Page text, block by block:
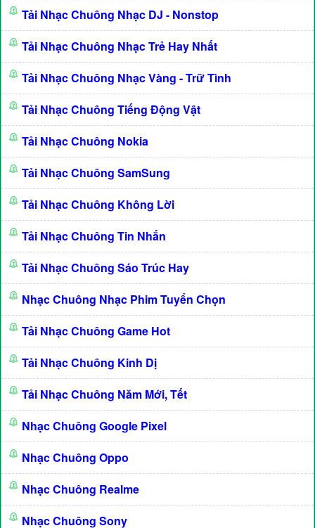
Tải Nhạc Chuông Nhạc DJ - Nonstop
Tải Nhạc Chuông Nhạc Trẻ Hay Nhất
Tải Nhạc Chuông Nhạc Vàng - Trữ Tình
Tải Nhạc Chuông Tiếng Động Vật
Tải Nhạc Chuông Nokia
Tải Nhạc Chuông SamSung
Tải Nhạc Chuông Không Lời
Tải Nhạc Chuông Tin Nhắn
Tải Nhạc Chuông Sáo Trúc Hay
Nhạc Chuông Nhạc Phim Tuyển Chọn
Tải Nhạc Chuông Game Hot
Tải Nhạc Chuông Kinh Dị
Tải Nhạc Chuông Năm Mới, Tết
Nhạc Chuông Google Pixel
Nhạc Chuông Oppo
Nhạc Chuông Realme
Nhạc Chuông Sony